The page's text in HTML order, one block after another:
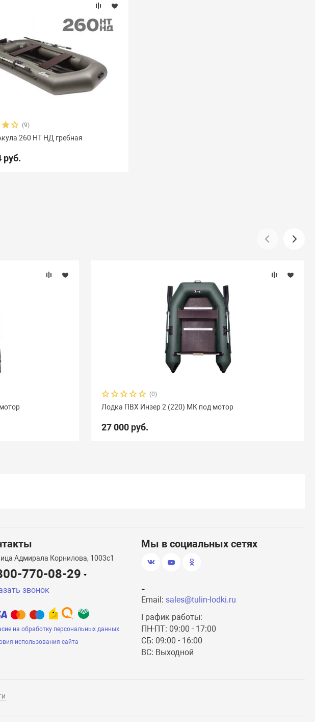
(9)
260 НТ НД гребная
руб.
(0)
Лодка ПВХ Инзер 2 (220) МК под мотор
27 000 руб.
Адмирала Корнилова, 1003с1
770-08-29
звонок
на обработку персональных данных
использования сайта
Мы в социальных сетях
-
Email: sales@tulin-lodki.ru
График работы:
ПН-ПТ: 09:00 - 17:00
СБ: 09:00 - 16:00
ВС: Выходной